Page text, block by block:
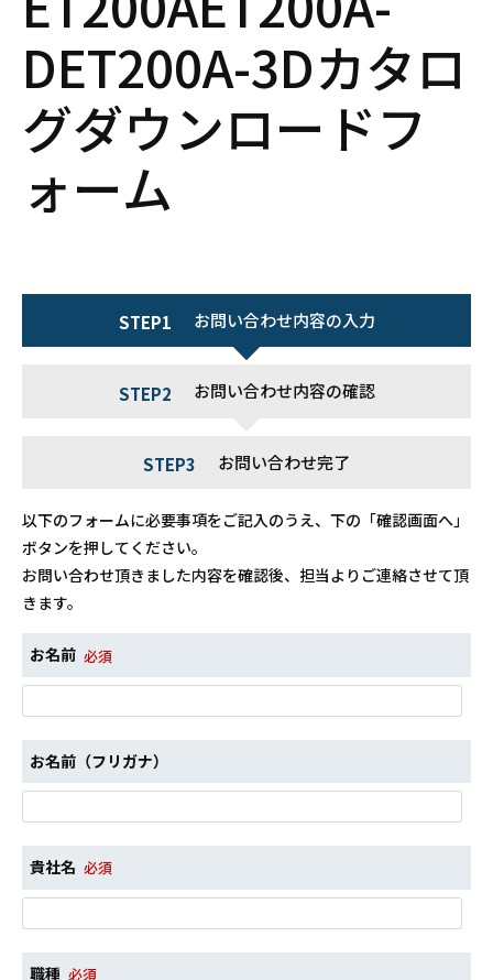
DET200A-3Dカタロ
グダウンロードフ
ォーム
STEP1 お問い合わせ内容の入力
STEP2 お問い合わせ内容の確認
STEP3 お問い合わせ完了
以下のフォームに必要事項をご記入のうえ、下の「確認画面へ」
ボタンを押してください。
お問い合わせ頂きました内容を確認後、担当よりご連絡させて頂
きます。
お名前 必須
お名前（フリガナ）
貴社名 必須
職種 必須